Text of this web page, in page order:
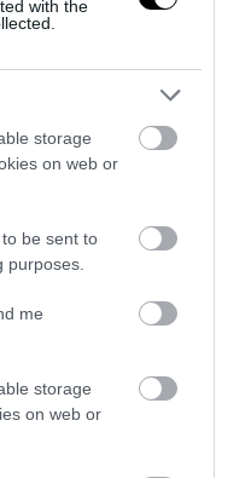
with the
storage
on web or
be sent to
purposes.
me
storage
on web or
Βουλγαρία μας